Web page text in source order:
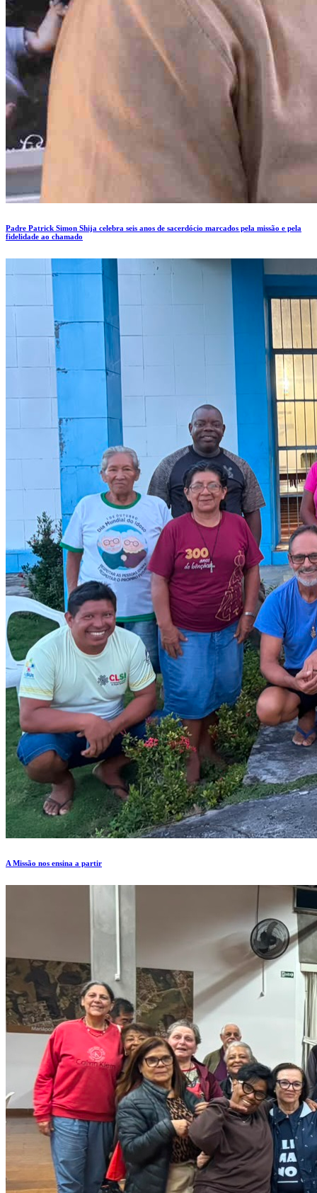
Padre Patrick Simon Shija celebra seis anos de sacerdócio marcados pela missão e pela
fidelidade ao chamado
A Missão nos ensina a partir